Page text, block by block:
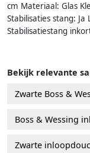
cm Materiaal: Glas
Stabilisaties stang:
Stabilisatiestang
Bekijk relevante
Zwarte Boss &
Boss & Wessing
Zwarte